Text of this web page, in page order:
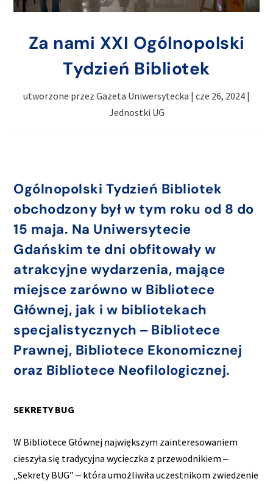
Za nami XXI Ogólnopolski
Tydzień Bibliotek
utworzone przez Gazeta Uniwersytecka | cze 26, 2024 |
Jednostki UG
Ogólnopolski Tydzień Bibliotek
obchodzony był w tym roku od 8 do
15 maja. Na Uniwersytecie
Gdańskim te dni obfitowały w
atrakcyjne wydarzenia, mające
miejsce zarówno w Bibliotece
Głównej, jak i w bibliotekach
specjalistycznych ‒ Bibliotece
Prawnej, Bibliotece Ekonomicznej
oraz Bibliotece Neofilologicznej.
SEKRETY BUG
W Bibliotece Głównej największym zainteresowaniem
cieszyła się tradycyjna wycieczka z przewodnikiem ‒
„Sekrety BUG” ‒ która umożliwiła uczestnikom zwiedzenie